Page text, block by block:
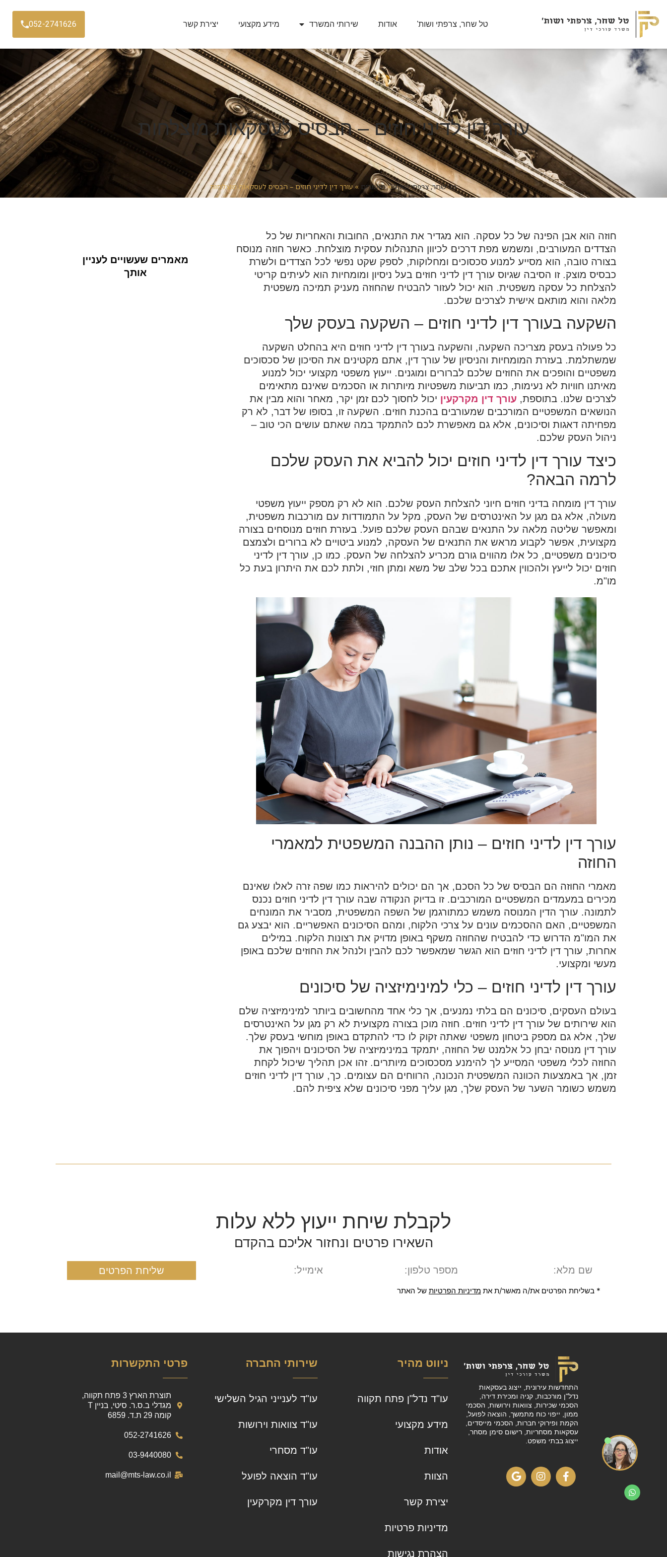
טל שחר, צרפתי ושות' אודות שירותי המשרד מידע מקצועי יצירת קשר 052-2741626
עורך דין לדיני חוזים – הבסיס לעסקאות מוצלחות
טל שחר, צרפתי ושות'»מאמרים »עורך דין לדיני חוזים – הבסיס לעסקאות מוצלחות
חוזה הוא אבן הפינה של כל עסקה. הוא מגדיר את התנאים, החובות והאחריות של כל
הצדדים המעורבים, ומשמש מפת דרכים לכיוון התנהלות עסקית מוצלחת. כאשר חוזה מנוסח
בצורה טובה, הוא מסייע למנוע סכסוכים ומחלוקות, לספק שקט נפשי לכל הצדדים ולשרת
כבסיס מוצק. זו הסיבה שגיוס עורך דין לדיני חוזים בעל ניסיון ומומחיות הוא לעיתים קריטי
להצלחת כל עסקה משפטית. הוא יכול לעזור להבטיח שהחוזה מעניק תמיכה משפטית
מלאה והוא מותאם אישית לצרכים שלכם.
השקעה בעורך דין לדיני חוזים – השקעה בעסק שלך
כל פעולה בעסק מצריכה השקעה, והשקעה בעורך דין לדיני חוזים היא בהחלט השקעה
שמשתלמת. בעזרת המומחיות והניסיון של עורך דין, אתם מקטינים את הסיכון של סכסוכים
משפטיים והופכים את החוזים שלכם לברורים ומוגנים. ייעוץ משפטי מקצועי יכול למנוע
מאיתנו חוויות לא נעימות, כמו תביעות משפטיות מיותרות או הסכמים שאינם מתאימים
לצרכים שלנו. בתוספת, עורך דין מקרקעין יכול לחסוך לכם זמן יקר, מאחר והוא מבין את
הנושאים המשפטיים המורכבים שמעורבים בהכנת חוזים. השקעה זו, בסופו של דבר, לא רק
מפחיתה דאגות וסיכונים, אלא גם מאפשרת לכם להתמקד במה שאתם עושים הכי טוב –
ניהול העסק שלכם.
כיצד עורך דין לדיני חוזים יכול להביא את העסק שלכם
לרמה הבאה?
עורך דין מומחה בדיני חוזים חיוני להצלחת העסק שלכם. הוא לא רק מספק ייעוץ משפטי
מעולה, אלא גם מגן על האינטרסים של העסק, מקל על התמודדות עם מורכבות משפטית,
ומאפשר שליטה מלאה על התנאים שבהם העסק שלכם פועל. בעזרת חוזים מנוסחים בצורה
מקצועית, אפשר לקבוע מראש את התנאים של העסקה, למנוע ביטויים לא ברורים ולצמצם
סיכונים משפטיים, כל אלו מהווים גורם מכריע להצלחה של העסק. כמו כן, עורך דין לדיני
חוזים יכול לייעץ ולהכווין אתכם בכל שלב של משא ומתן חוזי, ולתת לכם את היתרון בעת כל
מו"מ.
עורך דין לדיני חוזים – נותן ההבנה המשפטית למאמרי
החוזה
מאמרי החוזה הם הבסיס של כל הסכם, אך הם יכולים להיראות כמו שפה זרה לאלו שאינם
מכירים במעמדים המשפטיים המורכבים. זו בדיוק הנקודה שבה עורך דין לדיני חוזים נכנס
לתמונה. עורך הדין המנוסה משמש כמתורגמן של השפה המשפטית, מסביר את המונחים
המשפטיים, האם ההסכמים עונים על צרכי הלקוח, ומהם הסיכונים האפשריים. הוא יבצע גם
את המו"מ הדרוש כדי להבטיח שהחוזה משקף באופן מדויק את רצונות הלקוח. במילים
אחרות, עורך דין לדיני חוזים הוא הגשר שמאפשר לכם להבין ולנהל את החוזים שלכם באופן
מעשי ומקצועי.
עורך דין לדיני חוזים – כלי למינימיזציה של סיכונים
בעולם העסקים, סיכונים הם בלתי נמנעים, אך כלי אחד מהחשובים ביותר למינימיזציה שלם
הוא שירותים של עורך דין לדיני חוזים. חוזה מוכן בצורה מקצועית לא רק מגן על האינטרסים
שלך, אלא גם מספק ביטחון משפטי שאתה זקוק לו כדי להתקדם באופן מוחשי בעסק שלך.
עורך דין מנוסה יבחן כל אלמנט של החוזה, יתמקד במינימיזציה של הסיכונים ויהפוך את
החוזה לכלי משפטי המסייע לך להימנע מסכסוכים מיותרים. זהו אכן תהליך שיכול לקחת
זמן, אך באמצעות הכוונה המשפטית הנכונה, הרווחים הם עצומים. כך, עורך דין לדיני חוזים
משמש כשומר השער של העסק שלך, מגן עליך מפני סיכונים שלא ציפית להם.
מאמרים שעשויים לעניין
אותך
לקבלת שיחת ייעוץ ללא עלות
השאירו פרטים ונחזור אליכם בהקדם
שליחת הפרטים
* בשליחת הפרטים את/ה מאשר/ת את מדיניות הפרטיות של האתר
התחדשות עירונית, ייצוג בעסקאות
נדל"ן מורכבות, קניה ומכירת דירה,
הסכמי שכירות, צוואות וירושות, הסכמי
ממון, ייפוי כוח מתמשך, הוצאה לפועל,
הקמת ופירוקי חברות, הסכמי מייסדים,
עסקאות מסחריות, רישום סימן מסחר,
ייצוג בבתי משפט.
ניווט מהיר
עו"ד נדל"ן פתח תקווה
מידע מקצועי
אודות
הצוות
יצירת קשר
מדיניות פרטיות
הצהרת נגישות
שירותי החברה
עו"ד לענייני הגיל השלישי
עו"ד צוואות וירושות
עו"ד מסחרי
עו"ד הוצאה לפועל
עורך דין מקרקעין
פרטי התקשרות
תוצרת הארץ 3 פתח תקווה,
מגדלי ב.ס.ר. סיטי, בניין T
קומה 29 ת.ד. 6859
052-2741626
03-9440080
mail@mts-law.co.il